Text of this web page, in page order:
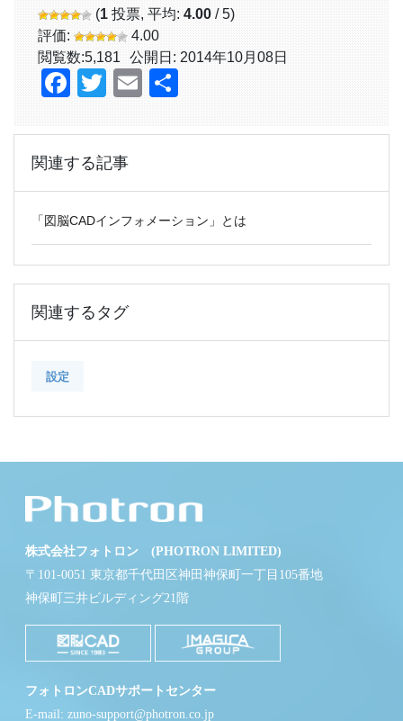
(1 投票, 平均: 4.00 / 5)
評価:
4.00
閲覧数:5,181 公開日: 2014年10月08日
Facebook
TwitterEmail
関連する記事
「図脳CADインフォメーション」とは
関連するタグ
設定
株式会社フォトロン (PHOTRON LIMITED)
〒101-0051 東京都千代田区神田神保町一丁目105番地
神保町三井ビルディング21階
フォトロンCADサポートセンター
E-mail: zuno-support@photron.co.jp